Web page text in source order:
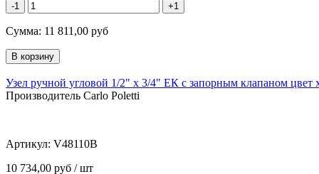
-1 +1
Сумма: 11 811,00 руб
Узел ручной угловой 1/2" х 3/4" ЕК с запорным клапаном цвет
Производитель Carlo Poletti
Артикул: V48110B
10 734,00 руб / шт